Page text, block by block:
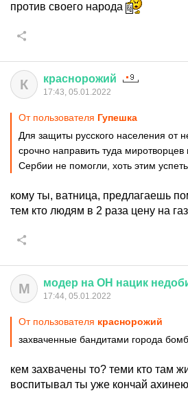
против своего народа
К краснорожий
17:43, 05.01.2022
От пользователя Гупешка
Для защиты русского населения от
срочно направить туда миротворцев
Сербии не помогли, хоть этим
кому ты, ватница, предлагаешь
тем кто людям в 2 раза цену на
М модер на ОН нацик
17:44, 05.01.2022
От пользователя краснорожий
захваченные бандитами города
кем захвачены то? теми кто там
воспитывал ты уже кончай